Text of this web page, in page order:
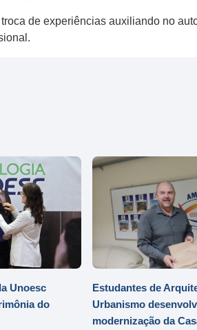
de experiências auxiliando no
Unoesc
do
Estudantes de
Urbanismo
modernização da